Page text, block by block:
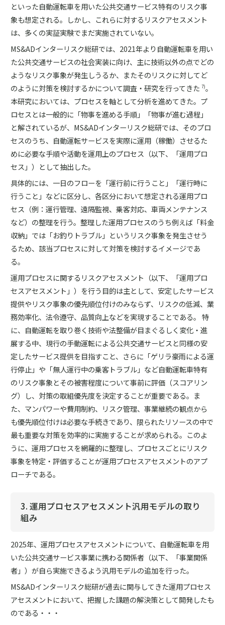
といった自動運転車を用いた公共交通サービス特有のリスク事
象も想定される。しかし、これらに対するリスクアセスメント
は、多くの実証実験でまだ実施されていない。
MS&ADインターリスク総研では、2021年より自動運転車を用い
た公共交通サービスの社会実装に向け、主に技術以外の点でどの
ようなリスク事象が発生しうるか、またそのリスクに対してど
のように対策を検討するかについて調査・研究を行ってきた7)。
本研究においては、プロセスを軸として分析を進めてきた。プ
ロセスとは一般的に「物事を進める手順」「物事が進む過程」
と解されているが、MS&ADインターリスク総研では、そのプロ
セスのうち、自動運転サービスを実際に運用（稼働）させるた
めに必要な手順や活動を運用上のプロセス（以下、「運用プロ
セス」）として抽出した。
具体的には、一日のフローを「運行前に行うこと」「運行時に
行うこと」などに区分し、各区分において想定される運用プロ
セス（例：運行管理、遠隔監視、乗客対応、車両メンテナンス
など）の整理を行う。整理した運用プロセスのうち例えば「料金
収納」では「お釣りトラブル」というリスク事象を発生させう
るため、該当プロセスに対して対策を検討するイメージであ
る。
運用プロセスに関するリスクアセスメント（以下、「運用プロ
セスアセスメント」）を行う目的は主として、安定したサービス
提供やリスク事象の優先順位付けのみならず、リスクの低減、業
務効率化、法令遵守、品質向上などを実現することである。 特
に、自動運転を取り巻く技術や法整備が目まぐるしく変化・進
展する中、現行の手動運転による公共交通サービスと同様の安
定したサービス提供を目指すこと、さらに「ゲリラ豪雨による運
行停止」や「無人運行中の乗客トラブル」など自動運転車特有
のリスク事象とその被害程度について事前に評価（スコアリン
グ）し、対策の取組優先度を決定することが重要である。ま
た、マンパワーや費用制約、リスク管理、事業継続の観点から
も優先順位付けは必要な手続きであり、限られたリソースの中で
最も重要な対策を効率的に実施することが求められる。このよ
うに、運用プロセスを網羅的に整理し、プロセスごとにリスク
事象を特定・評価することが運用プロセスアセスメントのアプ
ローチである。
3. 運用プロセスアセスメント汎用モデルの取り
組み
2025年、運用プロセスアセスメントについて、自動運転車を用
いた公共交通サービス事業に携わる関係者（以下、「事業関係
者」）が自ら実施できるよう汎用モデルの追加を行った。
MS&ADインターリスク総研が過去に関与してきた運用プロセス
アセスメントにおいて、把握した課題の解決策として開発したも
のである・・・